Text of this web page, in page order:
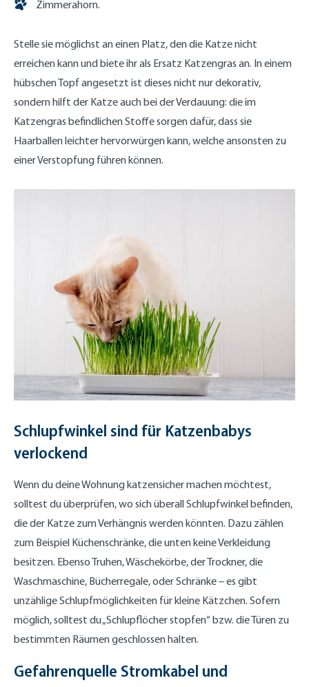
Zimmerahorn.
Stelle sie möglichst an einen Platz, den die Katze nicht
erreichen kann und biete ihr als Ersatz Katzengras an. In einem
hübschen Topf angesetzt ist dieses nicht nur dekorativ,
sondern hilft der Katze auch bei der Verdauung: die im
Katzengras befindlichen Stoffe sorgen dafür, dass sie
Haarballen leichter hervorwürgen kann, welche ansonsten zu
einer Verstopfung führen können.
Schlupfwinkel sind für Katzenbabys
verlockend
Wenn du deine Wohnung katzensicher machen möchtest,
solltest du überprüfen, wo sich überall Schlupfwinkel befinden,
die der Katze zum Verhängnis werden könnten. Dazu zählen
zum Beispiel Küchenschränke, die unten keine Verkleidung
besitzen. Ebenso Truhen, Wäschekörbe, der Trockner, die
Waschmaschine, Bücherregale, oder Schränke – es gibt
unzählige Schlupfmöglichkeiten für kleine Kätzchen. Sofern
möglich, solltest du „Schlupflöcher stopfen“ bzw. die Türen zu
bestimmten Räumen geschlossen halten.
Gefahrenquelle Stromkabel und